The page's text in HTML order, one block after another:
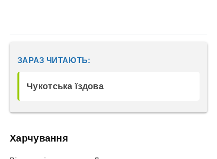
ЗАРАЗ ЧИТАЮТЬ:
Чукотська їздова
Харчування